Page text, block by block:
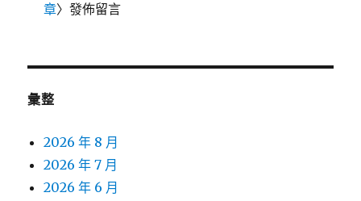
章〉發佈留言
彙整
2026 年 8 月
2026 年 7 月
2026 年 6 月